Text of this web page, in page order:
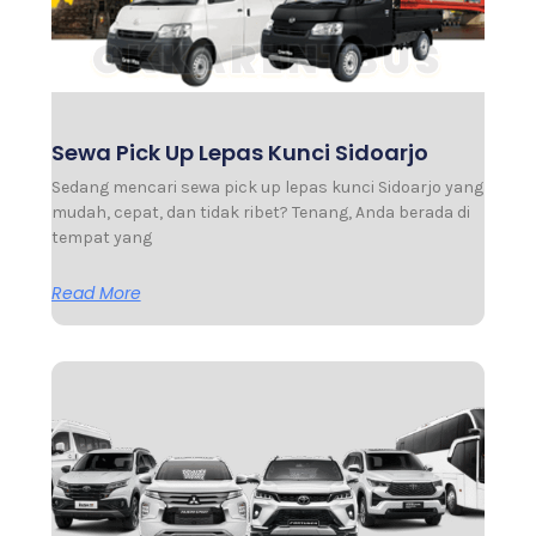
Sewa Pick Up Lepas Kunci Sidoarjo
Sedang mencari sewa pick up lepas kunci Sidoarjo yang
mudah, cepat, dan tidak ribet? Tenang, Anda berada di
tempat yang
Read More